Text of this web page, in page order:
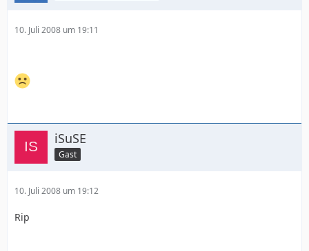
10. Juli 2008 um 19:11
iSuSE
Gast
10. Juli 2008 um 19:12
Rip